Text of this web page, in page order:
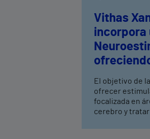
Vithas
incorpora
cerebral
El objetivo de
ofrecer
focalizada en
cerebro y